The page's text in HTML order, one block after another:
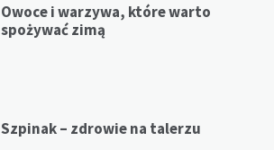
Owoce i warzywa, które warto
spożywać zimą
Szpinak – zdrowie na talerzu